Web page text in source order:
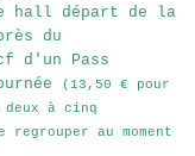
hall départ de la
du
d'un Pass
(13,50 € pour
deux à cinq
au moment